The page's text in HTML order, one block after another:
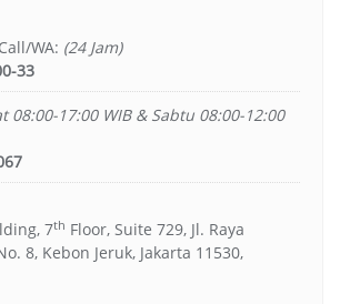
WA: (24 Jam)
33
08:00-17:00 WIB & Sabtu 08:00-12:00
7th Floor, Suite 729, Jl. Raya
8, Kebon Jeruk, Jakarta 11530,